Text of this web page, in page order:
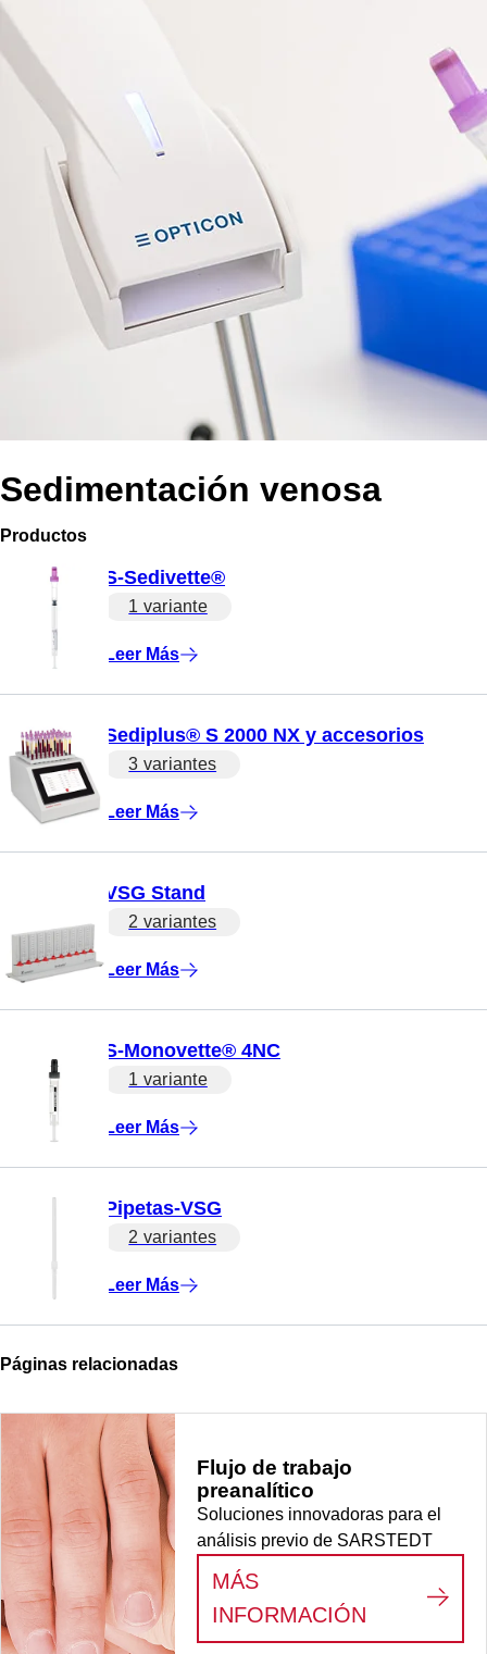
Sedimentación venosa
Productos
S-Sedivette®
1 variante
Leer Más
Sediplus® S 2000 NX y accesorios
3 variantes
Leer Más
VSG Stand
2 variantes
Leer Más
S-Monovette® 4NC
1 variante
Leer Más
Pipetas-VSG
2 variantes
Leer Más
Páginas relacionadas
Flujo de trabajo
preanalítico
Soluciones innovadoras para el
análisis previo de SARSTEDT
MÁS
INFORMACIÓN
FLUJO